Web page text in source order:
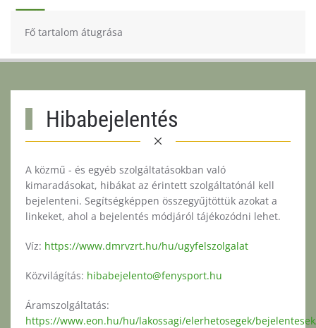
Fő tartalom átugrása
Hibabejelentés
A közmű - és egyéb szolgáltatásokban való
kimaradásokat, hibákat az érintett szolgáltatónál kell
bejelenteni. Segítségképpen összegyűjtöttük azokat a
linkeket, ahol a bejelentés módjáról tájékozódni lehet.
Víz: https://www.dmrvzrt.hu/hu/ugyfelszolgalat
Közvilágítás: hibabejelento@fenysport.hu
Áramszolgáltatás:
https://www.eon.hu/hu/lakossagi/elerhetosegek/